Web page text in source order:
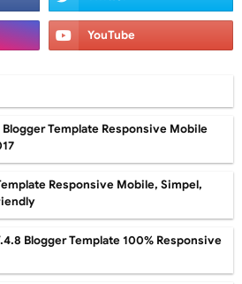
Template Responsive Mobile
Responsive Mobile, Simpel,
Blogger Template 100% Responsive